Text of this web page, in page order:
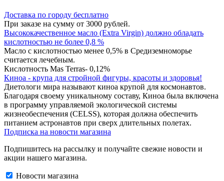
Доставка по городу бесплатно
При заказе на сумму от 3000 рублей.
Высококачественное масло (Extra Virgin) должно обладать
кислотностью не более 0,8 %
Масло с кислотностью менее 0,5% в Средиземноморье
считается лечебным.
Кислотность Mas Terras- 0,12%
Киноа - крупа для стройной фигуры, красоты и здоровья!
Диетологи мира называют киноа крупой для космонавтов.
Благодаря своему уникальному составу, Киноа была включена
в программу управляемой экологической системы
жизнеобеспечения (CELSS), которая должна обеспечить
питанием астронавтов при сверх длительных полетах.
Подписка на новости магазина
Подпишитесь на рассылку и получайте свежие новости и
акции нашего магазина.
Новости магазина